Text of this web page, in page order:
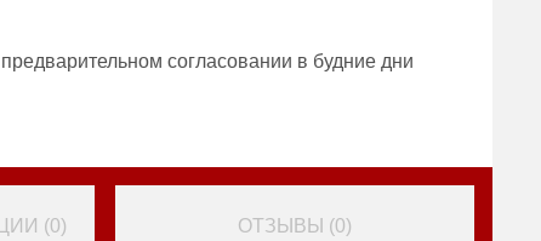
согласовании в будние дни
(0) ОТЗЫВЫ (0)